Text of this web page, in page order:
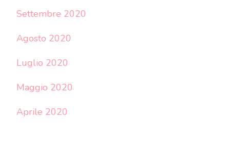
Settembre 2020
Agosto 2020
Luglio 2020
Maggio 2020
Aprile 2020